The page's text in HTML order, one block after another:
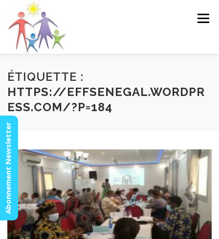
contenu
Menu
ACCUEIL ACTUALITÉS
VIDÉOS CONTACT ESPACE MEMBRES
ÉTIQUETTE :
HTTPS://EFFSENEGAL.WORDPR
ESS.COM/?P=184
Abonnement Newsletter